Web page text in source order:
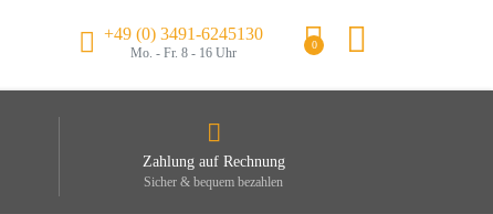
+49 (0) 3491-6245130
Mo. - Fr. 8 - 16 Uhr
0
Zahlung auf Rechnung
Sicher & bequem bezahlen